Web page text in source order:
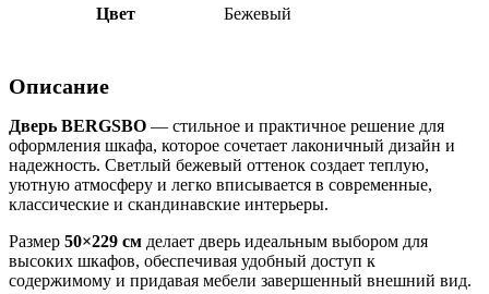
Цвет Бежевый
Описание
Дверь BERGSBO — стильное и практичное решение для
оформления шкафа, которое сочетает лаконичный дизайн и
надежность. Светлый бежевый оттенок создает теплую,
уютную атмосферу и легко вписывается в современные,
классические и скандинавские интерьеры.
Размер 50×229 см делает дверь идеальным выбором для
высоких шкафов, обеспечивая удобный доступ к
содержимому и придавая мебели завершенный внешний вид.